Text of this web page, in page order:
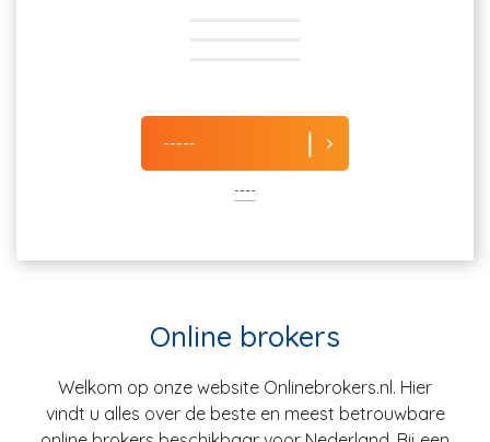
-----
----
Online brokers
Welkom op onze website Onlinebrokers.nl. Hier
vindt u alles over de beste en meest betrouwbare